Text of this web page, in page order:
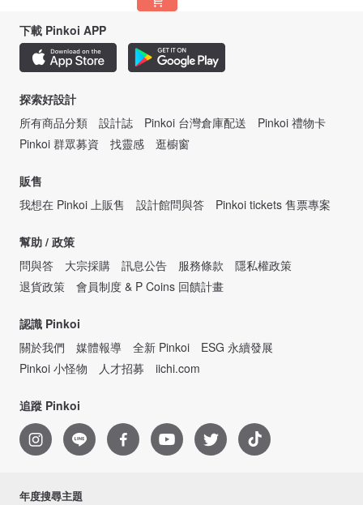
下載 Pinkoi APP
探索好設計
所有商品分類
設計誌 Pinkoi 台灣倉庫配送
Pinkoi 禮物卡
Pinkoi 群眾募資
找靈感 逛櫥窗
販售
我想在 Pinkoi 上販售
設計館問與答 Pinkoi tickets 售票專案
幫助 / 政策
問與答
大宗採購 訊息公告 服務條款
隱私權政策
退貨政策
會員制度 & P Coins 回饋計畫
認識 Pinkoi
關於我們
媒體報導 全新 Pinkoi
ESG 永續發展
Pinkoi 小怪物
人才招募 iichi.com
追蹤 Pinkoi
年度搜尋主題